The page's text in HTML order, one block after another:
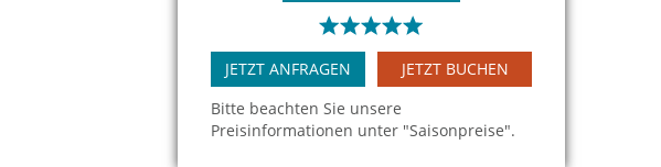
JETZT ANFRAGEN
JETZT BUCHEN
Bitte beachten Sie unsere
Preisinformationen unter "Saisonpreise".